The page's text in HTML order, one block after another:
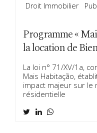
Droit Immobilier
Programme «
la location de
La loi n° 71/XV/1a,
Mais Habitação,
impact majeur sur le
résidentielle